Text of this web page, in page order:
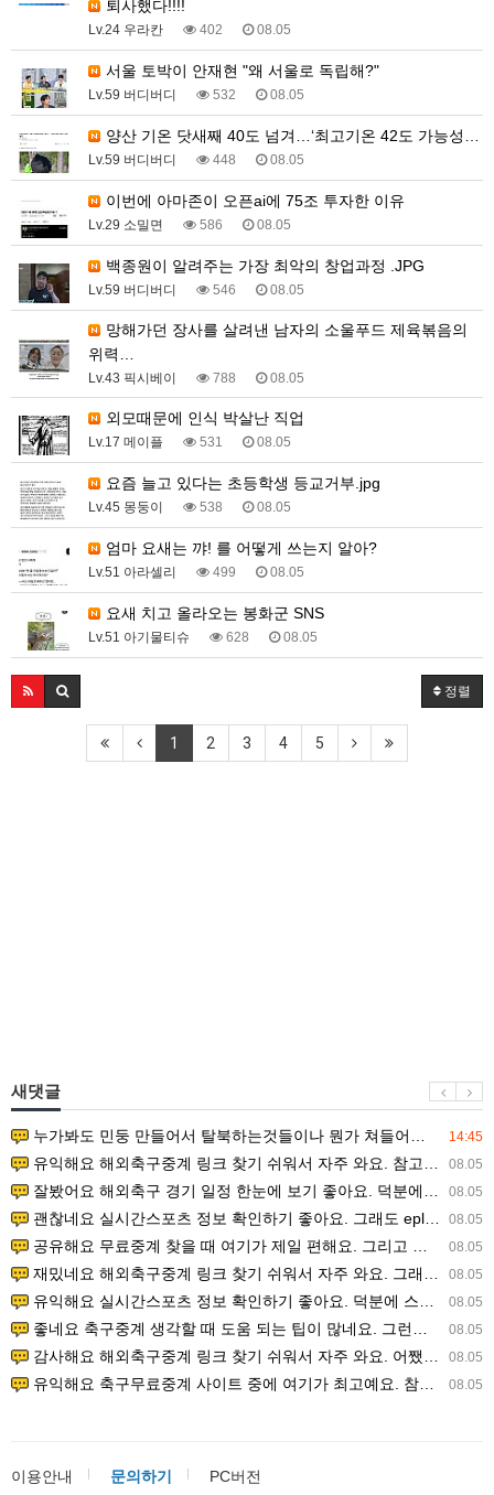
퇴사했다!!!!
Lv.24 우라칸 402 08.05
서울 토박이 안재현 "왜 서울로 독립해?"
Lv.59 버디버디 532 08.05
양산 기온 닷새째 40도 넘겨…‘최고기온 42도 가능성…
Lv.59 버디버디 448 08.05
이번에 아마존이 오픈ai에 75조 투자한 이유
Lv.29 소밀면 586 08.05
백종원이 알려주는 가장 최악의 창업과정 .JPG
Lv.59 버디버디 546 08.05
위력…
Lv.43 픽시베이 788 08.05
외모때문에 인식 박살난 직업
Lv.17 메이플 531 08.05
요즘 늘고 있다는 초등학생 등교거부.jpg
Lv.45 몽둥이 538 08.05
엄마 요새는 꺄! 를 어떻게 쓰는지 알아?
Lv.51 아라셀리 499 08.05
요새 치고 올라오는 봉화군 SNS
Lv.51 아기물티슈 628 08.05
정렬
1 2 3 4 5
새댓글
14:45
누가봐도 민둥 만들어서 탈북하는것들이나 뭔가 쳐들어오는 낌새를 미리 알아차리기 위함이지 저걸 전쟁준비라고 하…
08.05
유익해요 해외축구중계 링크 찾기 쉬워서 자주 와요. 참고로 무료스포츠중계 정보 확인할 때 출처 꼭 체크해요.…
08.05
잘봤어요 해외축구 경기 일정 한눈에 보기 좋아요. 덕분에 epl중계 볼 때 공식 중계 채널 먼저 찾아봐요. …
08.05
괜찮네요 실시간스포츠 정보 확인하기 좋아요. 그래도 epl중계 볼 때 공식 중계 채널 먼저 찾아봐요. 북마크…
08.05
공유해요 무료중계 찾을 때 여기가 제일 편해요. 그리고 무료스포츠중계 정보 확인할 때 출처 꼭 체크해요. 앞…
08.05
재밌네요 해외축구중계 링크 찾기 쉬워서 자주 와요. 그래서 해외축구중계도 정식 서비스로 봐야 안전해요. 다음…
08.05
유익해요 실시간스포츠 정보 확인하기 좋아요. 덕분에 스포츠중계는 합법적인 경로로만 시청하려 해요. 좋은 정보…
08.05
좋네요 축구중계 생각할 때 도움 되는 팁이 많네요. 그런데 해외축구중계도 정식 서비스로 봐야 안전해요. 다음…
08.05
감사해요 해외축구중계 링크 찾기 쉬워서 자주 와요. 어쨌든 축구무료중계도 합법적인 곳에서 봐야 마음 편해요.…
08.05
유익해요 축구무료중계 사이트 중에 여기가 최고예요. 참고로 축구무료중계도 합법적인 곳에서 봐야 마음 편해요.…
이용안내 문의하기 PC버전